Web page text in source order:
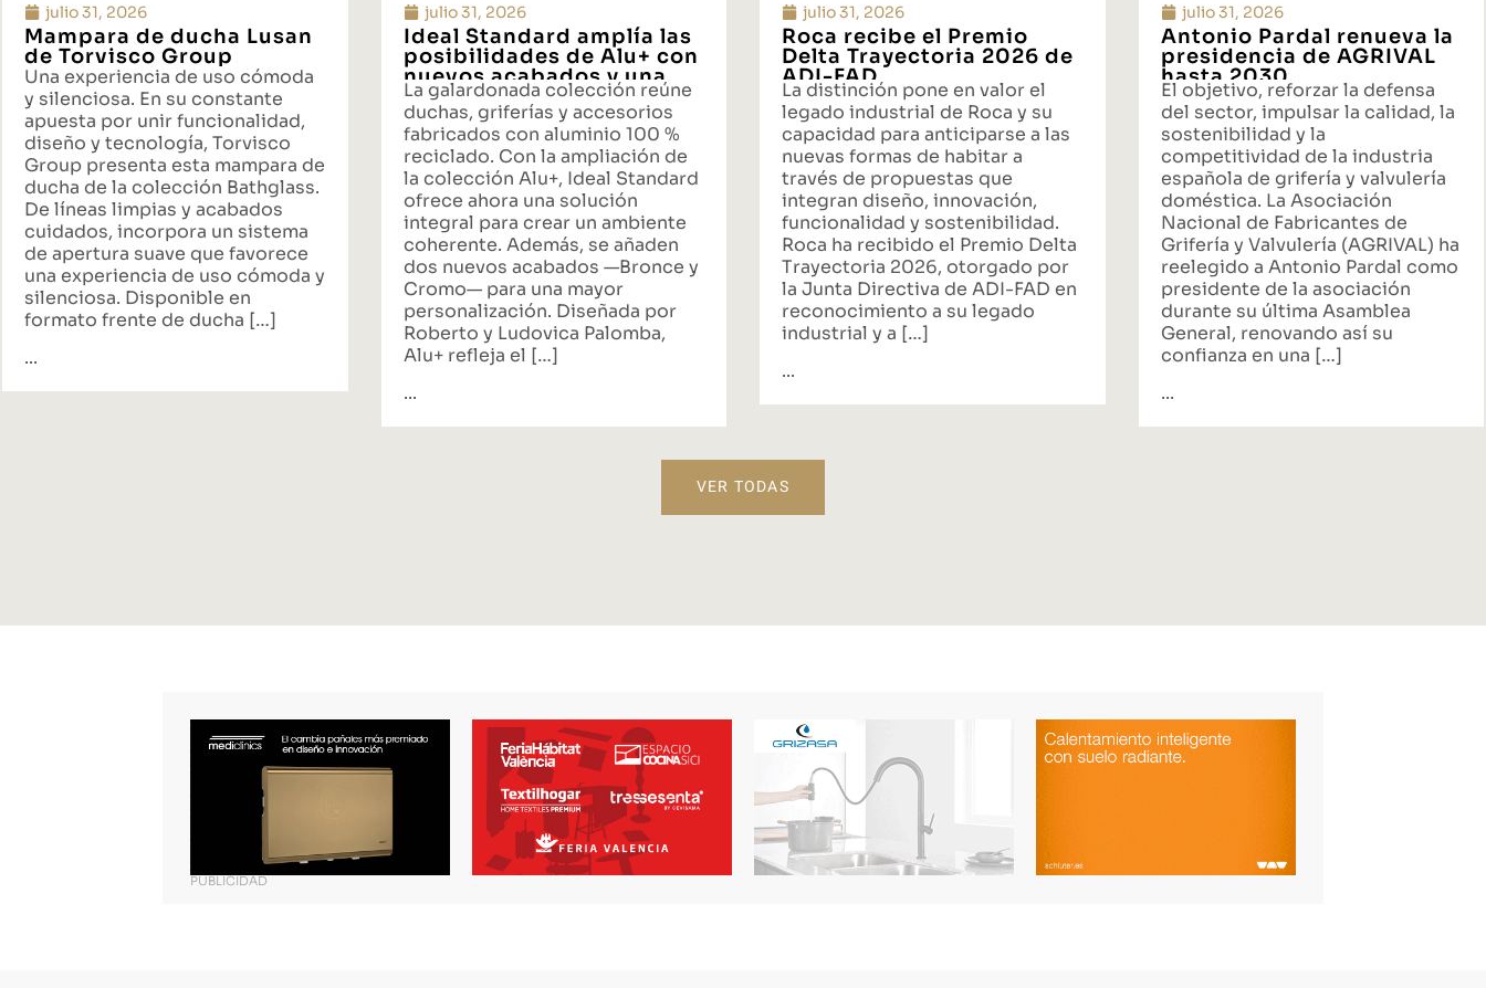
julio 31, 2026
Mampara de ducha Lusan
de Torvisco Group
Una experiencia de uso cómoda
y silenciosa. En su constante
apuesta por unir funcionalidad,
diseño y tecnología, Torvisco
Group presenta esta mampara de
ducha de la colección Bathglass.
De líneas limpias y acabados
cuidados, incorpora un sistema
de apertura suave que favorece
una experiencia de uso cómoda y
silenciosa. Disponible en
formato frente de ducha […]
...
julio 31, 2026
Ideal Standard amplía las
posibilidades de Alu+ con
nuevos acabados y una
propuesta integral de
baño
La galardonada colección reúne
duchas, griferías y accesorios
fabricados con aluminio 100 %
reciclado. Con la ampliación de
la colección Alu+, Ideal Standard
ofrece ahora una solución
integral para crear un ambiente
coherente. Además, se añaden
dos nuevos acabados —Bronce y
Cromo— para una mayor
personalización. Diseñada por
Roberto y Ludovica Palomba,
Alu+ refleja el […]
...
julio 31, 2026
Roca recibe el Premio
Delta Trayectoria 2026 de
ADI-FAD
La distinción pone en valor el
legado industrial de Roca y su
capacidad para anticiparse a las
nuevas formas de habitar a
través de propuestas que
integran diseño, innovación,
funcionalidad y sostenibilidad.
Roca ha recibido el Premio Delta
Trayectoria 2026, otorgado por
la Junta Directiva de ADI-FAD en
reconocimiento a su legado
industrial y a […]
...
julio 31, 2026
Antonio Pardal renueva la
presidencia de AGRIVAL
hasta 2030
El objetivo, reforzar la defensa
del sector, impulsar la calidad, la
sostenibilidad y la
competitividad de la industria
española de grifería y valvulería
doméstica. La Asociación
Nacional de Fabricantes de
Grifería y Valvulería (AGRIVAL) ha
reelegido a Antonio Pardal como
presidente de la asociación
durante su última Asamblea
General, renovando así su
confianza en una […]
...
VER TODAS
PUBLICIDAD